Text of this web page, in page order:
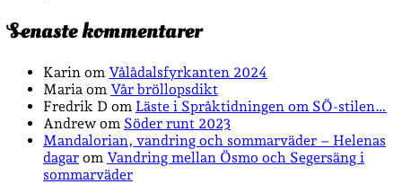
Senaste kommentarer
Karin om Vålådalsfyrkanten 2024
Maria om Vår bröllopsdikt
Fredrik D om Läste i Språktidningen om SÖ-stilen…
Andrew om Söder runt 2023
Mandalorian, vandring och sommarväder – Helenas
dagar om Vandring mellan Ösmo och Segersäng i
sommarväder